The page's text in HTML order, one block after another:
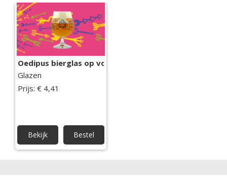
Oedipus bierglas op voet
Glazen
Prijs: € 4,41
Bekijk Bestel